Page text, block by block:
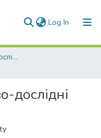
Log In (current)
Звіти про науково-дослідні роботи
дослідні